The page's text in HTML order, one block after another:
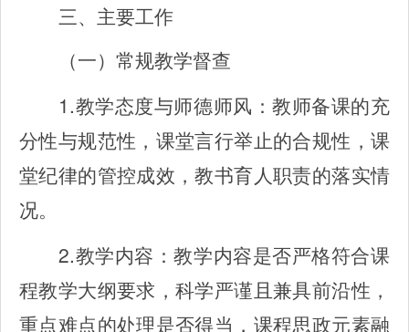
三、主要工作
（一）常规教学督查
1.教学态度与师德师风：教师备课的充
分性与规范性，课堂言行举止的合规性，课
堂纪律的管控成效，教书育人职责的落实情
况。
2.教学内容：教学内容是否严格符合课
程教学大纲要求，科学严谨且兼具前沿性，
重点难点的处理是否得当，课程思政元素融